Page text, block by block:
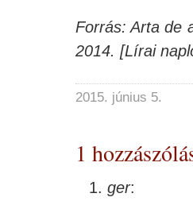
Forrás: Arta de
2014. [Lírai
2015. június 5.
1
ger: